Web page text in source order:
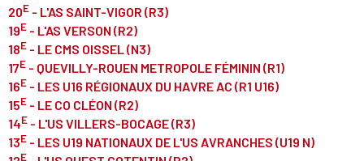
20E - L'AS SAINT-VIGOR (R3)
19E - L'AS VERSON (R2)
18E - LE CMS OISSEL (N3)
17E - QUEVILLY-ROUEN METROPOLE FÉMININ (R1)
16E - LES U16 RÉGIONAUX DU HAVRE AC (R1 U16)
15E - LE CO CLÉON (R2)
14E - L'US VILLERS-BOCAGE (R3)
13E - LES U19 NATIONAUX DE L'US AVRANCHES (U19 N)
E